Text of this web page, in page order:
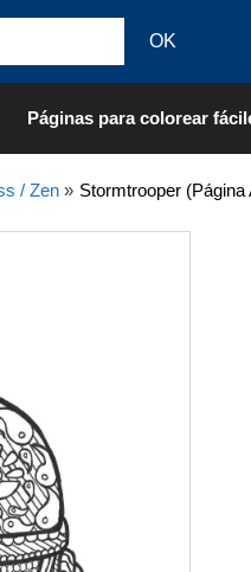
Páginas para colorear
/ Zen» Stormtrooper